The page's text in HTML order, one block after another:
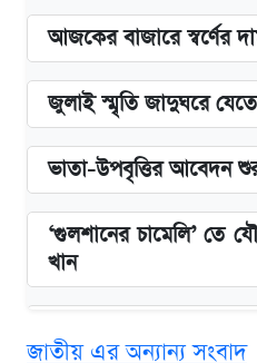
আজকের বাজারে স্বর্ণের
জুলাই স্মৃতি জাদুঘরে
ভাতা-উপবৃত্তির আবেদন
‘গুলশানের চামেলি’ তে
খান
জাতীয় এর অন্যান্য সংবাদ